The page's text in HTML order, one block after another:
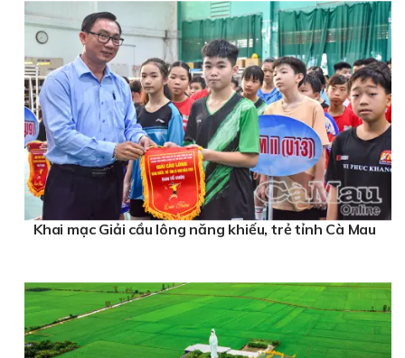
Khai mạc Giải cầu lông năng khiếu, trẻ tỉnh Cà Mau